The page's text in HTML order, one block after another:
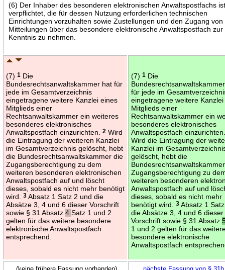
(6) Der Inhaber des besonderen elektronischen Anwaltspostfachs
verpflichtet, die für dessen Nutzung erforderlichen technischen
Einrichtungen vorzuhalten sowie Zustellungen und den Zugang von
Mitteilungen über das besondere elektronische Anwaltspostfach zur
Kenntnis zu nehmen.
(7)1 Die
Bundesrechtsanwaltskammer hat für
jede im Gesamtverzeichnis
eingetragene weitere Kanzlei eines
Mitglieds einer
Rechtsanwaltskammer ein weiteres
besonderes elektronisches
Anwaltspostfach einzurichten.2 Wird
die Eintragung der weiteren Kanzlei
im Gesamtverzeichnis gelöscht, hebt
die Bundesrechtsanwaltskammer die
Zugangsberechtigung zu dem
weiteren besonderen elektronischen
Anwaltspostfach auf und löscht
dieses, sobald es nicht mehr benötigt
wird.3 Absatz 1 Satz 2 und die
Absätze 3, 4 und 6 dieser Vorschrift
sowie § 31 Absatz4Satz 1 und 2
gelten für das weitere besondere
elektronische Anwaltspostfach
entsprechend.
(7)1 Die
für jede im
eingetragene weitere
Mitglieds einer
Rechtsanwaltskammer ein
besonderes elektronisches
Anwaltspostfach
Wird die Eintragung der
Kanzlei im
gelöscht, hebt die
Zugangsberechtigung zu
weiteren besonderen
Anwaltspostfach auf und
dieses, sobald es nicht mehr
benötigt wird.3 Absatz 1
die Absätze 3, 4 und 6 dieser
Vorschrift sowie § 31 Absatz
1 und 2 gelten für das
besondere elektronische
Anwaltspostfach